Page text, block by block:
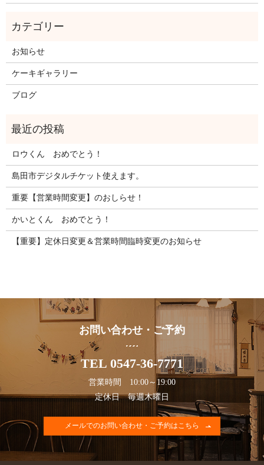
お知らせ
ケーキギャラリー
ブログ
ロウくん おめでとう！
島田市デジタルチケット使えます。
重要【営業時間変更】のおしらせ！
かいとくん おめでとう！
【重要】定休日変更＆営業時間臨時変更のお知らせ
お問い合わせ・ご予約
TEL 0547-36-7771
営業時間 10:00～19:00
定休日 毎週木曜日
メールでのお問い合わせ・ご予約はこちら